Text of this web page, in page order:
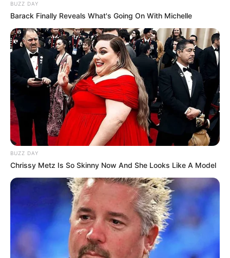
BUZZ DAY
Barack Finally Reveals What's Going On With Michelle
BUZZ DAY
Chrissy Metz Is So Skinny Now And She Looks Like A Model